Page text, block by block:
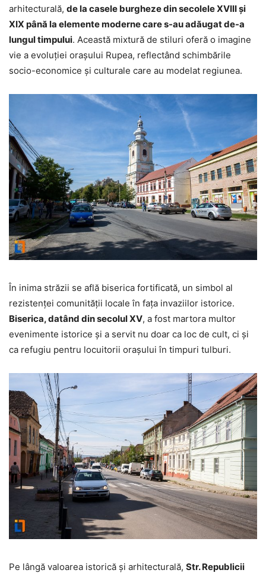
arhitecturală, de la casele burgheze din secolele XVIII și
XIX până la elemente moderne care s-au adăugat de-a
lungul timpului. Această mixtură de stiluri oferă o imagine
vie a evoluției orașului Rupea, reflectând schimbările
socio-economice și culturale care au modelat regiunea.
În inima străzii se află biserica fortificată, un simbol al
rezistenței comunității locale în fața invaziilor istorice.
Biserica, datând din secolul XV, a fost martora multor
evenimente istorice și a servit nu doar ca loc de cult, ci și
ca refugiu pentru locuitorii orașului în timpuri tulburi.
Pe lângă valoarea istorică și arhitecturală, Str. Republicii